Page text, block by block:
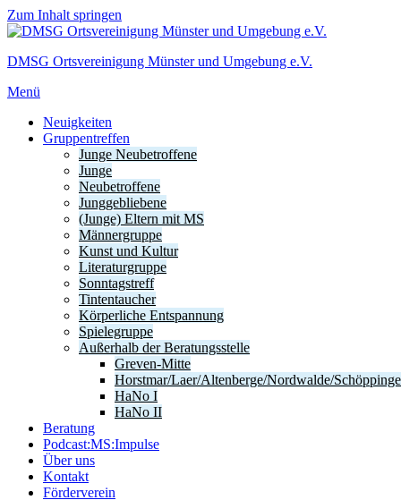
Zum Inhalt springen
DMSG Ortsvereinigung Münster und Umgebung e.V.
Menü
Neuigkeiten
Gruppentreffen
Junge Neubetroffene
Junge
Neubetroffene
Junggebliebene
(Junge) Eltern mit MS
Männergruppe
Kunst und Kultur
Literaturgruppe
Sonntagstreff
Tintentaucher
Körperliche Entspannung
Spielegruppe
Außerhalb der Beratungsstelle
Greven-Mitte
Horstmar/Laer/Altenberge/Nordwalde/
HaNo I
HaNo II
Beratung
Podcast:MS:Impulse
Über uns
Kontakt
Förderverein